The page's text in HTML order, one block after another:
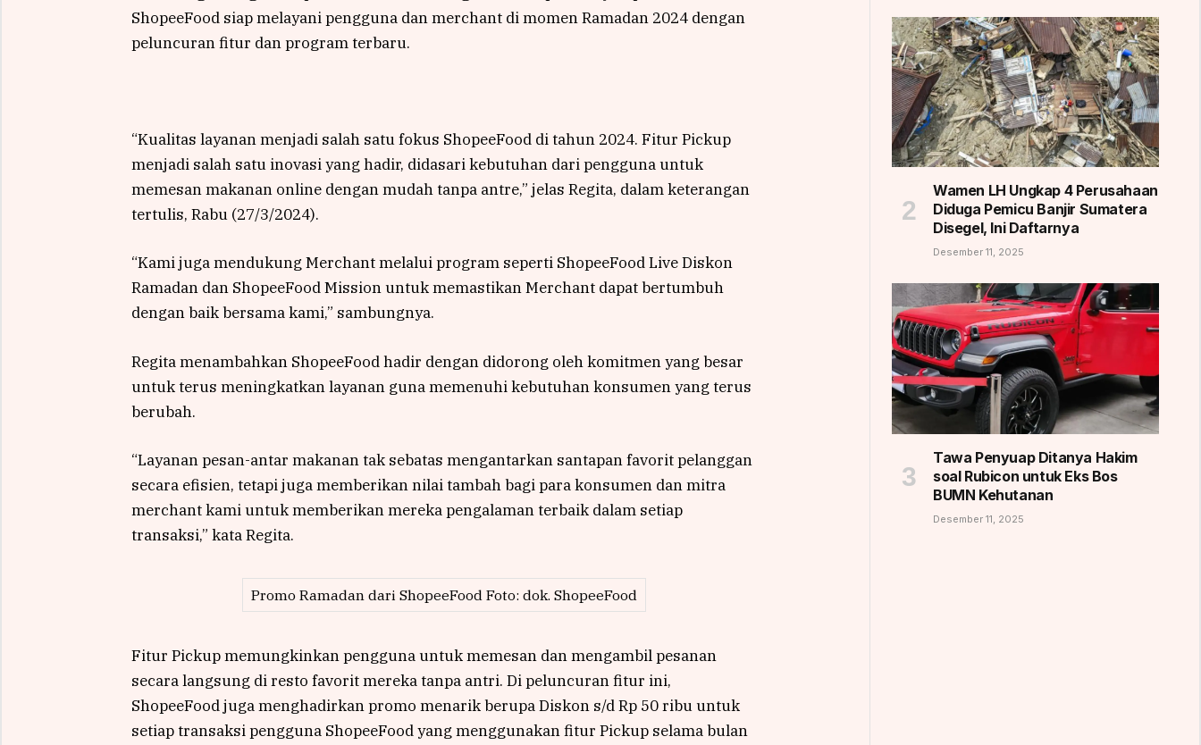
ShopeeFood siap melayani pengguna dan merchant di momen Ramadan 2024 dengan
peluncuran fitur dan program terbaru.
“Kualitas layanan menjadi salah satu fokus ShopeeFood di tahun 2024. Fitur Pickup
menjadi salah satu inovasi yang hadir, didasari kebutuhan dari pengguna untuk
memesan makanan online dengan mudah tanpa antre,” jelas Regita, dalam keterangan
tertulis, Rabu (27/3/2024).
“Kami juga mendukung Merchant melalui program seperti ShopeeFood Live Diskon
Ramadan dan ShopeeFood Mission untuk memastikan Merchant dapat bertumbuh
dengan baik bersama kami,” sambungnya.
Regita menambahkan ShopeeFood hadir dengan didorong oleh komitmen yang besar
untuk terus meningkatkan layanan guna memenuhi kebutuhan konsumen yang terus
berubah.
“Layanan pesan-antar makanan tak sebatas mengantarkan santapan favorit pelanggan
secara efisien, tetapi juga memberikan nilai tambah bagi para konsumen dan mitra
merchant kami untuk memberikan mereka pengalaman terbaik dalam setiap
transaksi,” kata Regita.
Promo Ramadan dari ShopeeFood Foto: dok. ShopeeFood
Fitur Pickup memungkinkan pengguna untuk memesan dan mengambil pesanan
secara langsung di resto favorit mereka tanpa antri. Di peluncuran fitur ini,
ShopeeFood juga menghadirkan promo menarik berupa Diskon s/d Rp 50 ribu untuk
setiap transaksi pengguna ShopeeFood yang menggunakan fitur Pickup selama bulan
Wamen LH Ungkap 4 Perusahaan
Diduga Pemicu Banjir Sumatera
Disegel, Ini Daftarnya
Desember 11, 2025
Tawa Penyuap Ditanya Hakim
soal Rubicon untuk Eks Bos
BUMN Kehutanan
Desember 11, 2025